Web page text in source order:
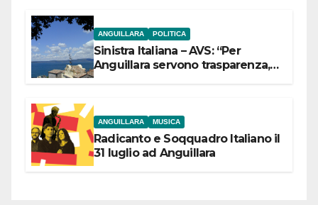
ANGUILLARA POLITICA
Sinistra Italiana – AVS: “Per
Anguillara servono trasparenza,
ANGUILLARA MUSICA
Radicanto e Soqquadro Italiano il
31 luglio ad Anguillara